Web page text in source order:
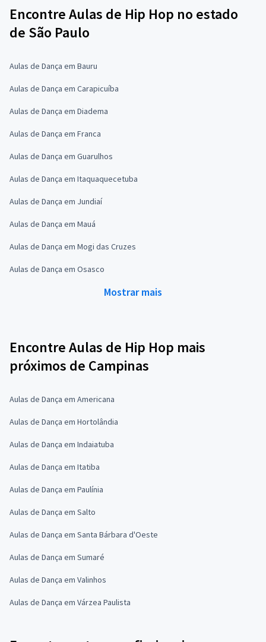
Encontre Aulas de Hip Hop no estado
de São Paulo
Aulas de Dança em Bauru
Aulas de Dança em Carapicuíba
Aulas de Dança em Diadema
Aulas de Dança em Franca
Aulas de Dança em Guarulhos
Aulas de Dança em Itaquaquecetuba
Aulas de Dança em Jundiaí
Aulas de Dança em Mauá
Aulas de Dança em Mogi das Cruzes
Aulas de Dança em Osasco
Mostrar mais
Encontre Aulas de Hip Hop mais
próximos de Campinas
Aulas de Dança em Americana
Aulas de Dança em Hortolândia
Aulas de Dança em Indaiatuba
Aulas de Dança em Itatiba
Aulas de Dança em Paulínia
Aulas de Dança em Salto
Aulas de Dança em Santa Bárbara d'Oeste
Aulas de Dança em Sumaré
Aulas de Dança em Valinhos
Aulas de Dança em Várzea Paulista